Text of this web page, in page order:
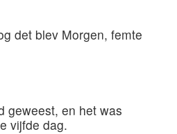
det blev Morgen, femte
geweest, en het was
vijfde dag.